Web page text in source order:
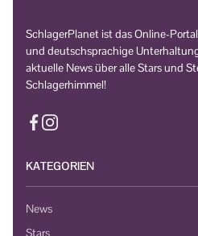
SchlagerPlanet ist das Online-
und deutschsprachige
aktuelle News über alle Stars und
Schlagerhimmel!
KATEGORIEN
News
Stars